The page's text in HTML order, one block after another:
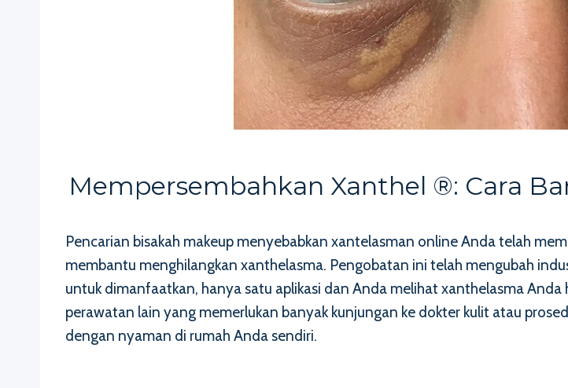
Mempersembahkan Xanthel ®: Cara
Pencarian bisakah makeup menyebabkan xantelasman online Anda telah
membantu menghilangkan xanthelasma. Pengobatan ini telah mengubah
untuk dimanfaatkan, hanya satu aplikasi dan Anda melihat xanthelasma
perawatan lain yang memerlukan banyak kunjungan ke dokter kulit atau
dengan nyaman di rumah Anda sendiri.